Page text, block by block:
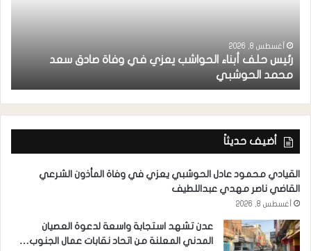
أغسطس 8, 2026
رئيس حلف أبناء الحواشب يعزي في وفاة صادق سعد
محمد الحوشبي
أضيف حديثاً
القيادي محمود عادل الحوشبي يعزي في وفاة المأذون الشرعي
القاضي ناصر مهدي عبداللطيف
أغسطس 8, 2026
عدن تشهد استجابة واسعة لدعوة العصيان
المدني المعلنة من اتحاد نقابات عمال الجنوب…